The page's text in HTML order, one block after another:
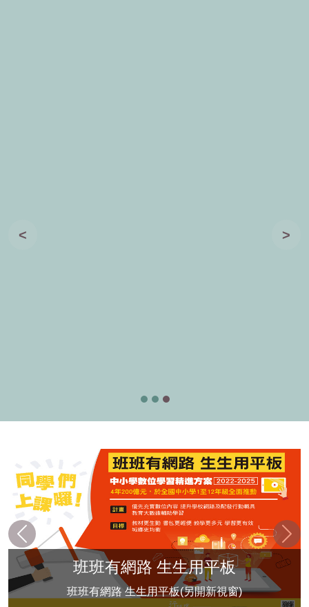
< >
班班有網路 生生用平板
班班有網路 生生用平板(另開新視窗)
上一筆 下